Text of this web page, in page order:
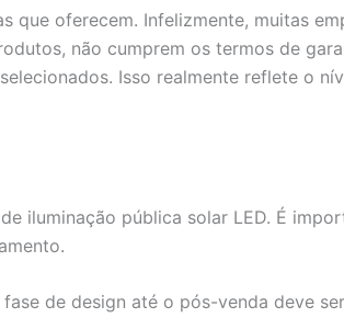
oferecem. Infelizmente, muitas
não cumprem os termos de
Isso realmente reflete o
iluminação pública solar LED. É
de design até o pós-venda deve